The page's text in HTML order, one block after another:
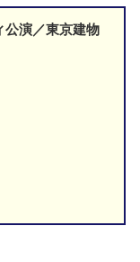
公演／東京建物